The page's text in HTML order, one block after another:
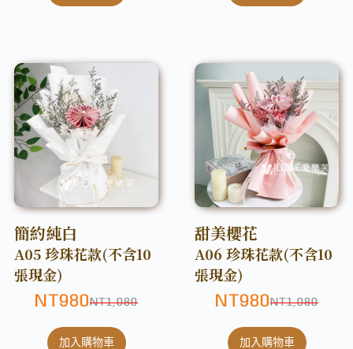
簡約純白
A05 珍珠花款(不含10
張現金)
NT1,080
NT980
加入購物車
甜美櫻花
A06 珍珠花款(不含10
張現金)
NT1,080
NT980
加入購物車